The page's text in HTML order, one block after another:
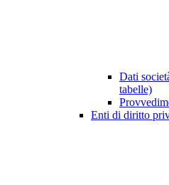
Dati
tabelle)
Enti di diritto